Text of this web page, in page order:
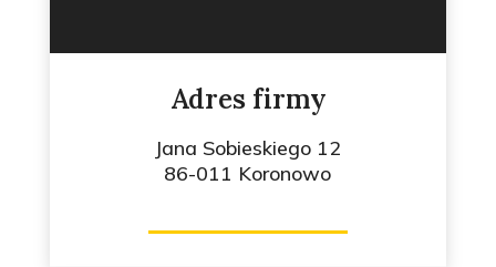
Adres firmy
Jana Sobieskiego 12
86-011 Koronowo